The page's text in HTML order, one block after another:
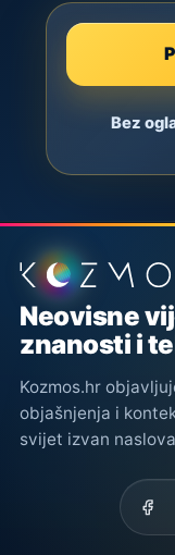
Bez
Podnožje
Neovisne
znanosti i
Kozmos.hr
objašnjenja i
svijet izvan